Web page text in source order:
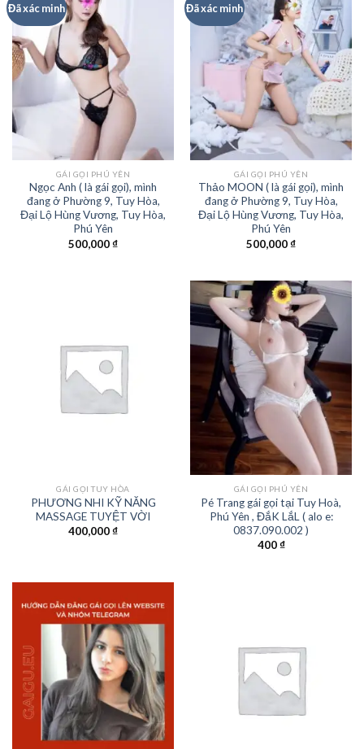
Đã xác minh
GÁI GỌI PHÚ YÊN
Ngọc Anh ( là gái gọi), mình
đang ở Phường 9, Tuy Hòa,
Đại Lộ Hùng Vương, Tuy Hòa,
Phú Yên
500,000₫
Đã xác minh
GÁI GỌI PHÚ YÊN
Thảo MOON ( là gái gọi), mình
đang ở Phường 9, Tuy Hòa,
Đại Lộ Hùng Vương, Tuy Hòa,
Phú Yên
500,000₫
GÁI GỌI TUY HÒA
PHƯƠNG NHI KỸ NĂNG
MASSAGE TUYỆT VỜI
400,000₫
GÁI GỌI PHÚ YÊN
Pé Trang gái gọi tại Tuy Hoà,
Phú Yên , ĐắK LắL ( alo e:
0837.090.002 )
400₫